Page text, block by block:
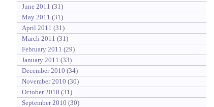
June 2011 (31)
May 2011 (31)
April 2011 (31)
March 2011 (31)
February 2011 (29)
January 2011 (33)
December 2010 (34)
November 2010 (30)
October 2010 (31)
September 2010 (30)